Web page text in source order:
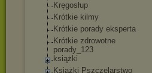
Kręgosłup
Krótkie kilmy
Krótkie porady eksperta
Krótkie zdrowotne
porady_123
książki
Książki Pszczelarstwo